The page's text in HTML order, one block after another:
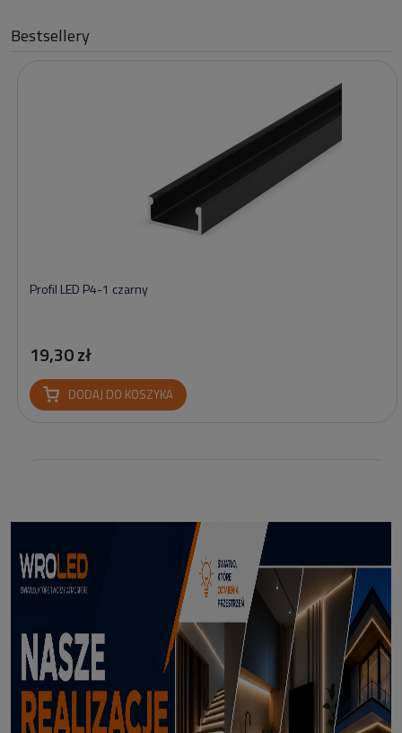
Bestsellery
Profil LED P4-1 czarny
19,30 zł
DODAJ DO KOSZYKA
Profil led podtynkowy GK18-3 czarny 3m